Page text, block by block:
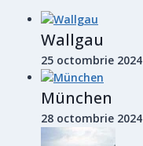
Wallgau
25 octombrie 2024
München
28 octombrie 2024